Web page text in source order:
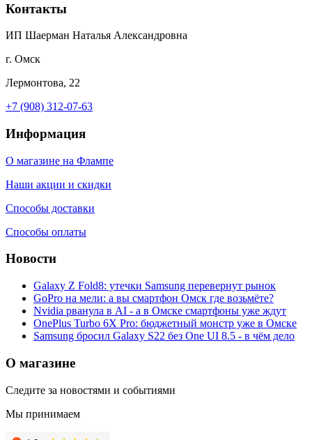
Контакты
ИП Шаерман Наталья Александровна
г. Омск
Лермонтова, 22
+7 (908) 312-07-63
Информация
О магазине на Флампе
Наши акции и скидки
Способы доставки
Способы оплаты
Новости
Galaxy Z Fold8: утечки Samsung перевернут рынок
GoPro на мели: а вы смартфон Омск где возьмёте?
Nvidia рванула в AI - а в Омске смартфоны уже ждут
OnePlus Turbo 6X Pro: бюджетный монстр уже в Омске
Samsung бросил Galaxy S22 без One UI 8.5 - в чём дело
О магазине
Следите за новостями и событиями
Мы принимаем